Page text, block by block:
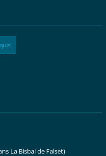
La Bisbal de Falset)